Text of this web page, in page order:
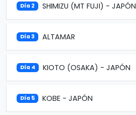
Día 2 SHIMIZU (MT FUJI) - JAPÓN
Día 3 ALTAMAR
Día 4 KIOTO (OSAKA) - JAPÓN
Día 5 KOBE - JAPÓN